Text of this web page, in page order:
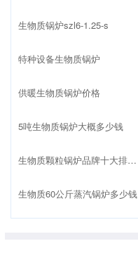
生物质锅炉szl6-1.25-s
特种设备生物质锅炉
供暖生物质锅炉价格
5吨生物质锅炉大概多少钱
生物质颗粒锅炉品牌十大排名榜
生物质60公斤蒸汽锅炉多少钱